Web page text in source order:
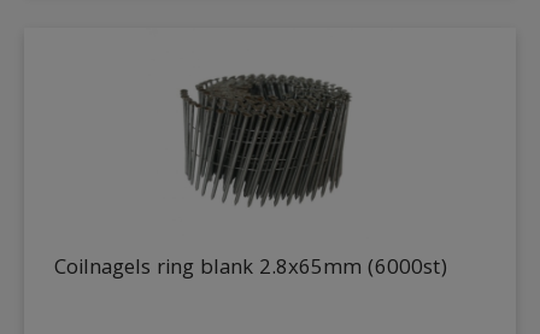
Coilnagels ring blank 2.8x65mm (6000st)